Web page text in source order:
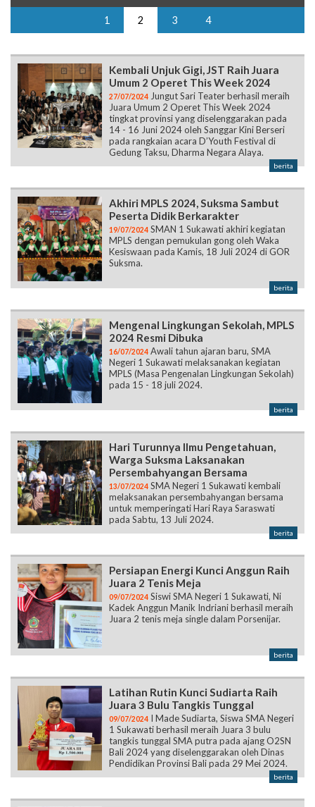
1 2 3 4
Kembali Unjuk Gigi, JST Raih Juara
Umum 2 Operet This Week 2024
27/07/2024 Jungut Sari Teater berhasil meraih
Juara Umum 2 Operet This Week 2024
tingkat provinsi yang diselenggarakan pada
14 - 16 Juni 2024 oleh Sanggar Kini Berseri
pada rangkaian acara D’Youth Festival di
Gedung Taksu, Dharma Negara Alaya.
berita
Akhiri MPLS 2024, Suksma Sambut
Peserta Didik Berkarakter
19/07/2024 SMAN 1 Sukawati akhiri kegiatan
MPLS dengan pemukulan gong oleh Waka
Kesiswaan pada Kamis, 18 Juli 2024 di GOR
Suksma.
berita
Mengenal Lingkungan Sekolah, MPLS
2024 Resmi Dibuka
16/07/2024 Awali tahun ajaran baru, SMA
Negeri 1 Sukawati melaksanakan kegiatan
MPLS (Masa Pengenalan Lingkungan Sekolah)
pada 15 - 18 juli 2024.
berita
Hari Turunnya Ilmu Pengetahuan,
Warga Suksma Laksanakan
Persembahyangan Bersama
13/07/2024 SMA Negeri 1 Sukawati kembali
melaksanakan persembahyangan bersama
untuk memperingati Hari Raya Saraswati
pada Sabtu, 13 Juli 2024.
berita
Persiapan Energi Kunci Anggun Raih
Juara 2 Tenis Meja
09/07/2024 Siswi SMA Negeri 1 Sukawati, Ni
Kadek Anggun Manik Indriani berhasil meraih
Juara 2 tenis meja single dalam Porsenijar.
berita
Latihan Rutin Kunci Sudiarta Raih
Juara 3 Bulu Tangkis Tunggal
09/07/2024 I Made Sudiarta, Siswa SMA Negeri
1 Sukawati berhasil meraih Juara 3 bulu
tangkis tunggal SMA putra pada ajang O2SN
Bali 2024 yang diselenggarakan oleh Dinas
Pendidikan Provinsi Bali pada 29 Mei 2024.
berita